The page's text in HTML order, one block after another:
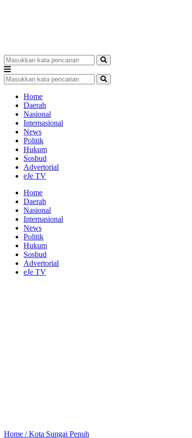
Home
Daerah
Nasional
Internasional
News
Politik
Hukum
Sosbud
Advertorial
eJe TV
Home
Daerah
Nasional
Internasional
News
Politik
Hukum
Sosbud
Advertorial
eJe TV
Home /Kota Sungai Penuh